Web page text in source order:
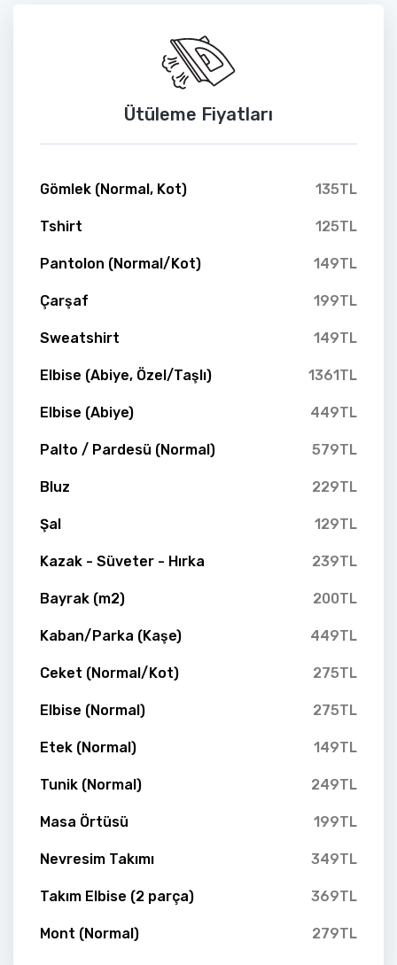
Ütüleme Fiyatları
Gömlek (Normal, Kot) 135TL
Tshirt 125TL
Pantolon (Normal/Kot) 149TL
Çarşaf 199TL
Sweatshirt 149TL
Elbise (Abiye, Özel/Taşlı) 1361TL
Elbise (Abiye) 449TL
Palto / Pardesü (Normal) 579TL
Bluz 229TL
Şal 129TL
Kazak - Süveter - Hırka 239TL
Bayrak (m2) 200TL
Kaban/Parka (Kaşe) 449TL
Ceket (Normal/Kot) 275TL
Elbise (Normal) 275TL
Etek (Normal) 149TL
Tunik (Normal) 249TL
Masa Örtüsü 199TL
Nevresim Takımı 349TL
Takım Elbise (2 parça) 369TL
Mont (Normal) 279TL